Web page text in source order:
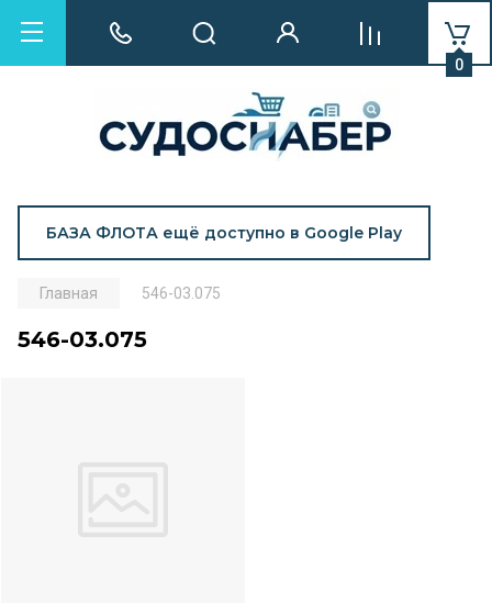
БАЗА ФЛОТА ещё доступно в Google Play
0
Главная 546-03.075
546-03.075